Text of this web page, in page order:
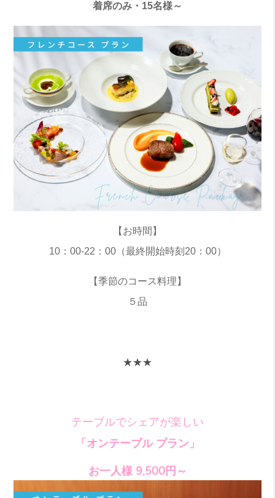
着席のみ・15名様～
【お時間】
10：00-22：00（最終開始時刻20：00）
【季節のコース料理】
５品
★★★
テーブルでシェアが楽しい
「オンテーブル プラン」
お一人様 9,500円～